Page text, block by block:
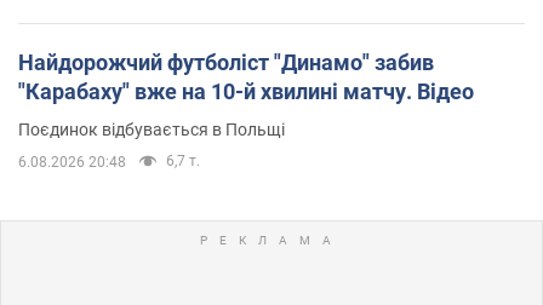
Найдорожчий футболіст "Динамо" забив
"Карабаху" вже на 10-й хвилині матчу. Відео
Поєдинок відбувається в Польщі
6.08.2026 20:48 6,7 т.